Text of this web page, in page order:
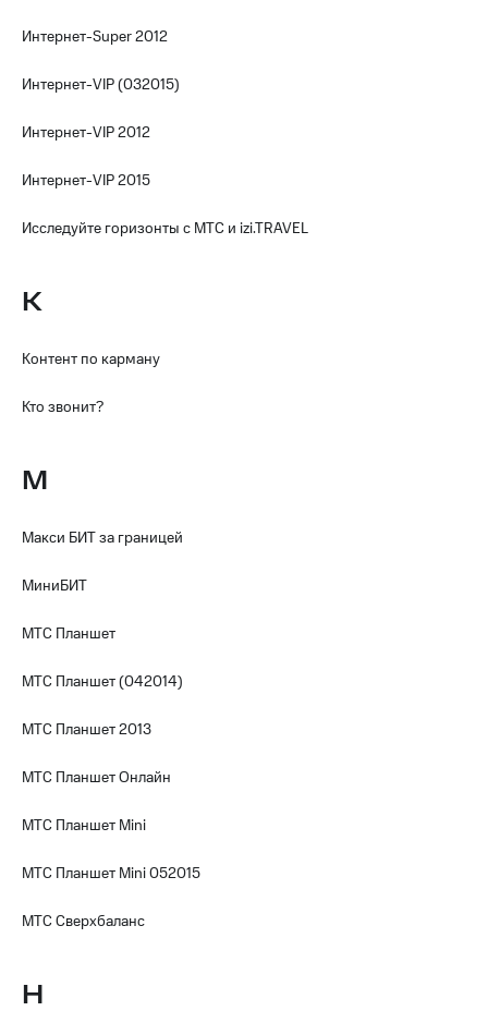
и получайте
доход 15%
Платежи
переводы
Пополнить
номер
другого
Оплата
с
МТС Pay
по QR-
за границей
магазин
Наушники
колонки
Умные
при
покупке
МТС
Интернет-Super 2012
Интернет-VIP (032015)
Интернет-VIP 2012
Интернет-VIP 2015
Исследуйте горизонты с МТС и izi.TRAVEL
К
Контент по карману
Кто звонит?
М
Макси БИТ за границей
МиниБИТ
МТС Планшет
МТС Планшет (042014)
МТС Планшет 2013
МТС Планшет Онлайн
МТС Планшет Mini
МТС Планшет Mini 052015
МТС Сверхбаланс
Н